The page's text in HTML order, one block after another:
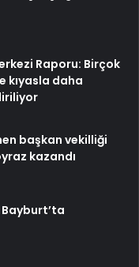
Raporu: Birçok
kıyasla daha
başkan vekilliği
kazandı
Bayburt’ta